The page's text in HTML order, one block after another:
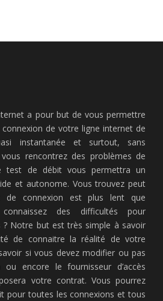
a pour but de vous permettre
de votre ligne internet de
instantanée et surtout, sans
rencontrez des problèmes de
test de débit vous permettra un
et autonome. Vous trouvez peut
de connexion est plus lent que
des difficultés pour
? Notre but est très simple à savoir
de connaitre la réalité de votre
si vous devez modifier ou pas
encore le fournisseur d’accès
votre contrat. Vous pourrez
pour toutes les connexions et tous